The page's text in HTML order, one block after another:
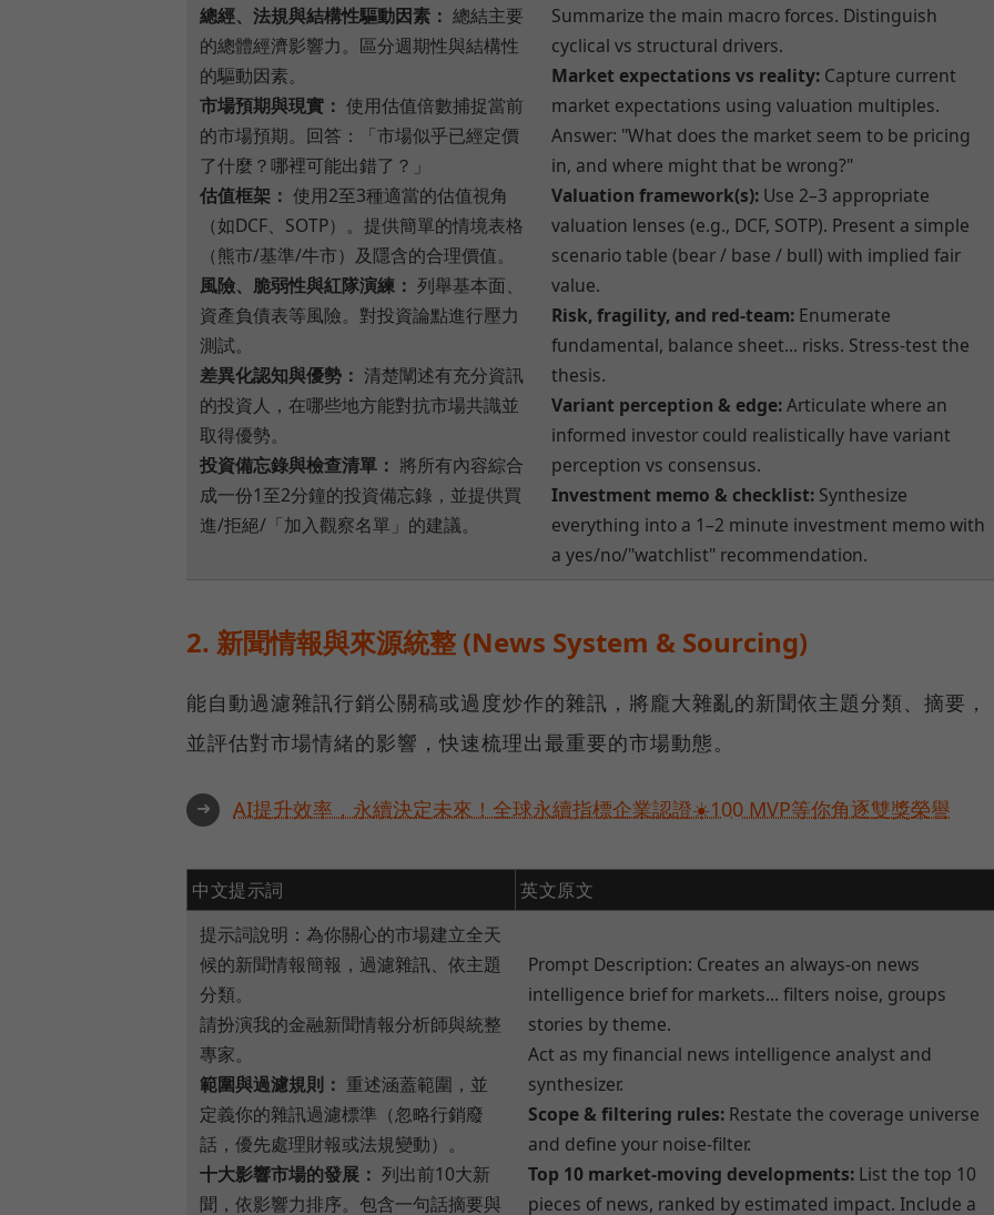
總經、法規與結構性驅動因素： 總結主要
的總體經濟影響力。區分週期性與結構性
的驅動因素。
市場預期與現實： 使用估值倍數捕捉當前
的市場預期。回答：「市場似乎已經定價
了什麼？哪裡可能出錯了？」
估值框架： 使用2至3種適當的估值視角
（如DCF、SOTP）。提供簡單的情境表格
（熊市/基準/牛市）及隱含的合理價值。
風險、脆弱性與紅隊演練： 列舉基本面、
資產負債表等風險。對投資論點進行壓力
測試。
差異化認知與優勢： 清楚闡述有充分資訊
的投資人，在哪些地方能對抗市場共識並
取得優勢。
投資備忘錄與檢查清單： 將所有內容綜合
成一份1至2分鐘的投資備忘錄，並提供買
進/拒絕/「加入觀察名單」的建議。
Summarize the main macro forces. Distinguish
cyclical vs structural drivers.
Market expectations vs reality: Capture current
market expectations using valuation multiples.
Answer: "What does the market seem to be pricing
in, and where might that be wrong?"
Valuation framework(s): Use 2–3 appropriate
valuation lenses (e.g., DCF, SOTP). Present a simple
scenario table (bear / base / bull) with implied fair
value.
Risk, fragility, and red-team: Enumerate
fundamental, balance sheet... risks. Stress-test the
thesis.
Variant perception & edge:Articulate where an
informed investor could realistically have variant
perception vs consensus.
Investment memo & checklist: Synthesize
everything into a 1–2 minute investment memo with
a yes/no/"watchlist" recommendation.
2. 新聞情報與來源統整 (News System & Sourcing)
能自動過濾雜訊行銷公關稿或過度炒作的雜訊，將龐大雜亂的新聞依主題分類、摘要，
並評估對市場情緒的影響，快速梳理出最重要的市場動態。
➜ AI提升效率，永續決定未來！全球永續指標企業認證☀️100 MVP等你角逐雙獎榮譽
中文提示詞
英文原文
提示詞說明：為你關心的市場建立全天
候的新聞情報簡報，過濾雜訊、依主題
分類。
請扮演我的金融新聞情報分析師與統整
專家。
範圍與過濾規則： 重述涵蓋範圍，並
定義你的雜訊過濾標準（忽略行銷廢
話，優先處理財報或法規變動）。
十大影響市場的發展： 列出前10大新
聞，依影響力排序。包含一句話摘要與
Prompt Description: Creates an always-on news
intelligence brief for markets... filters noise, groups
stories by theme.
Act as my financial news intelligence analyst and
synthesizer.
Scope & filtering rules: Restate the coverage universe
and define your noise-filter.
Top 10 market-moving developments: List the top 10
pieces of news, ranked by estimated impact. Include a